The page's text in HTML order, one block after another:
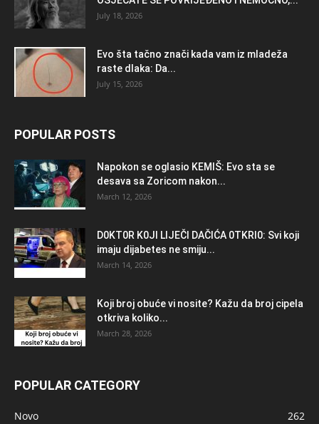
July 18, 2026
Evo šta tačno znači kada vam iz mladeža
raste dlaka: Da...
July 15, 2026
POPULAR POSTS
Napokon se oglasio KEMlŠ: Evo sta se
desava sa Zoricom nakon...
March 12, 2026
D0KT0R K0Jl LlJEČl DAČlĆA 0TKRl0: Svi koji
imaju dijabetes ne smiju...
March 14, 2026
Koji broj obuće vi nosite? Kažu da broj cipela
otkriva koliko...
March 28, 2026
POPULAR CATEGORY
Novo
262